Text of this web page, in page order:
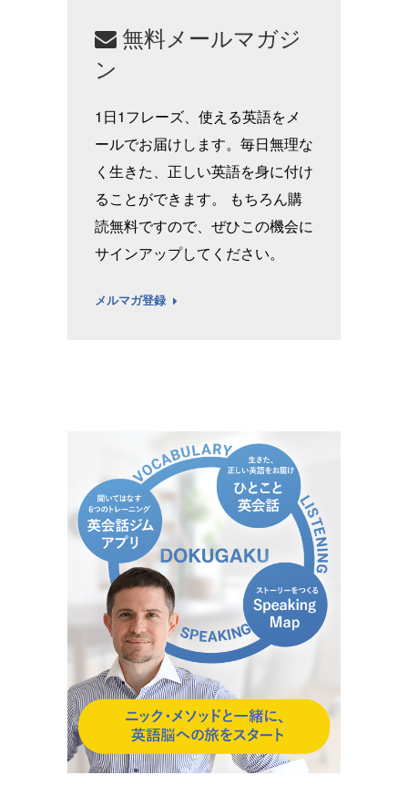
無料メールマガジ
ン
1日1フレーズ、使える英語をメ
ールでお届けします。毎日無理な
く生きた、正しい英語を身に付け
ることができます。 もちろん購
読無料ですので、ぜひこの機会に
サインアップしてください。
メルマガ登録